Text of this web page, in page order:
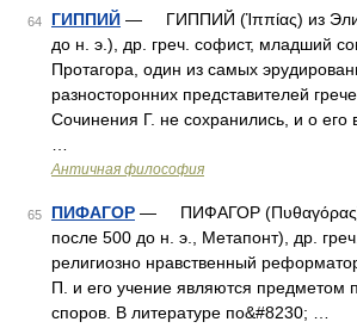
64 ГИППИЙ — ГИППИЙ (Ἱππίας) из
до н. э.), др. греч. софист, младший
Протагора, один из самых
разносторонних представителей
Сочинения Г. не сохранились, и о его
Античная философия
65 ПИФАГОР — ПИФАГОР (Πυθαγόρας)
после 500 до н. э., Метапонт), др.
религиозно нравственный
П. и его учение являются предметом
споров. В литературе по&#8230; …